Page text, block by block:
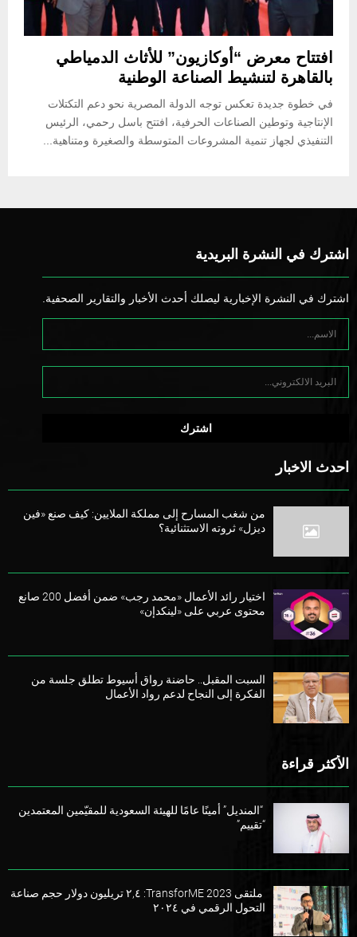
افتتاح معرض “أوكازيون” للأثاث الدمياطي
بالقاهرة لتنشيط الصناعة الوطنية
في خطوة جديدة تعكس توجه الدولة المصرية نحو دعم التكتلات
الإنتاجية وتوطين الصناعات الحرفية، افتتح باسل رحمي، الرئيس
التنفيذي لجهاز تنمية المشروعات المتوسطة والصغيرة ومتناهية...
اشترك في النشرة البريدية
اشترك في النشرة الإخبارية ليصلك أحدث الأخبار والتقارير الصحفية.
احدث الاخبار
من شغب المسارح إلى مملكة الملايين: كيف صنع «فين
ديزل» ثروته الاستثنائية؟
اختيار رائد الأعمال «محمد رجب» ضمن أفضل 200 صانع
محتوى عربي على «لينكدإن»
السبت المقبل.. حاضنة رواق أسيوط تطلق جلسة من
الفكرة إلى النجاح لدعم رواد الأعمال
الأكثر قراءة
“المنديل” أمينًا عامًا للهيئة السعودية للمقيّمين المعتمدين
“تقييم”
ملتقى TransforME 2023: ٢,٤ تريليون دولار حجم صناعة
التحول الرقمي في ٢٠٢٤